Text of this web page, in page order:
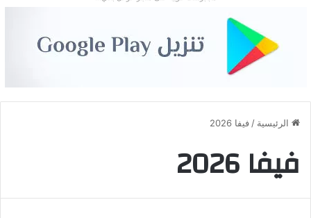
الرئيسية / فيفا 2026
فيفا 2026